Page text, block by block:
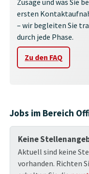
ersten
– wir begleiten Sie
durch jede Phase.
Zu den FAQ
Jobs im Bereich
Keine
Aktuell sind keine
vorhanden. Richten